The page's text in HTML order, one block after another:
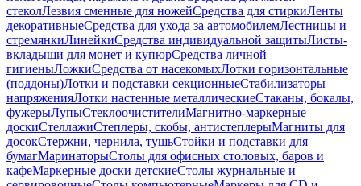
стеколЛезвия сменные для ножейСредства для стиркиЛенты
декоративныеСредства для ухода за автомобилемЛестницы и
стремянкиЛинейкиСредства индивидуальной защитыЛисты-
вкладыши для монет и купюрСредства личной
гигиеныЛожкиСредства от насекомыхЛотки горизонтальные
(поддоны)Лотки и подставки секционныеСтабилизаторы
напряженияЛотки настенные металлическиеСтаканы, бокалы,
фужерыЛупыСтеклоочистителиМагнитно-маркерные
доскиСтеллажиСтеплеры, скобы, антистеплерыМагниты для
досокСтержни, чернила, тушьСтойки и подставки для
бумагМаринаторыСтолы для офисных столовых, баров и
кафеМаркерные доски детскиеСтолы журнальные и